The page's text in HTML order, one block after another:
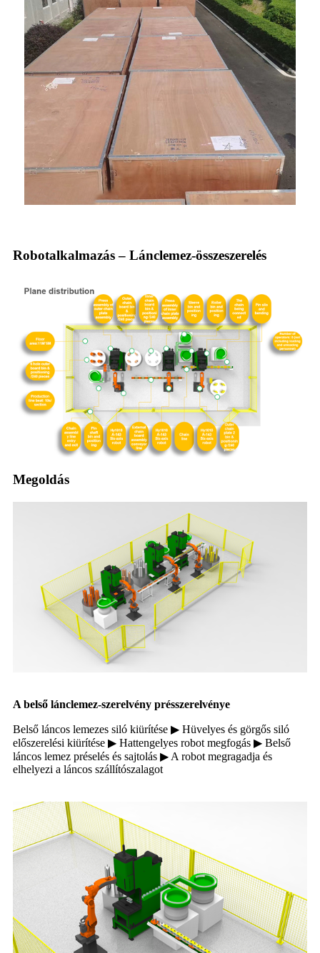
Robotalkalmazás – Lánclemez-összeszerelés
Megoldás
A belső lánclemez-szerelvény présszerelvénye
Belső láncos lemezes siló kiürítése ▶ Hüvelyes és görgős siló
előszerelési kiürítése ▶ Hattengelyes robot megfogás ▶ Belső
láncos lemez préselés és sajtolás ▶ A robot megragadja és
elhelyezi a láncos szállítószalagot